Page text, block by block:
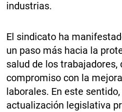
industrias.
El sindicato ha
un paso más hacia la
salud de los trabajadores,
compromiso con la
laborales. En este
actualización legislativa